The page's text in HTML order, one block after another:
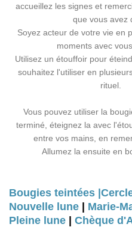
accueillez les signes et
que vous avez
Soyez acteur de votre vie en
moments avec
Utilisez un étouffoir pour
souhaitez l'utiliser en
rituel.
Vous pouvez utiliser la
terminé, éteignez la avec
entre vos mains, en
Allumez la ensuite en
Bougies teintées |
Nouvelle lune | Marie-
Pleine lune | Chèque